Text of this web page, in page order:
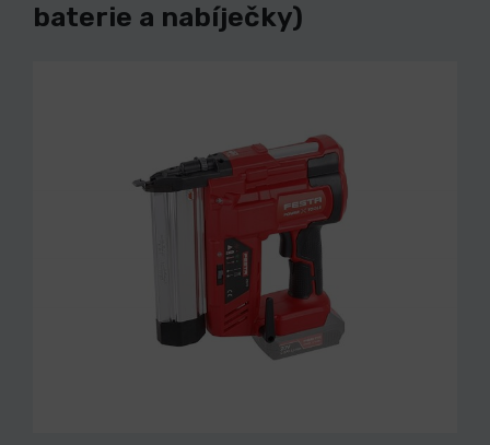
baterie a nabíječky)